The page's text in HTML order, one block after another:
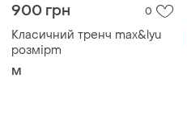
900 грн 0
Класичний тренч max&lyu
розмірm
M